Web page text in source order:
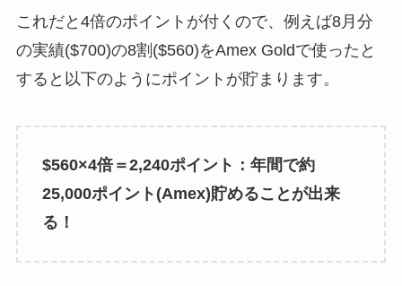
これだと4倍のポイントが付くので、例えば8月分
の実績($700)の8割($560)をAmex Goldで使ったと
すると以下のようにポイントが貯まります。
$560×4倍＝2,240ポイント：年間で約
25,000ポイント(Amex)貯めることが出来
る！